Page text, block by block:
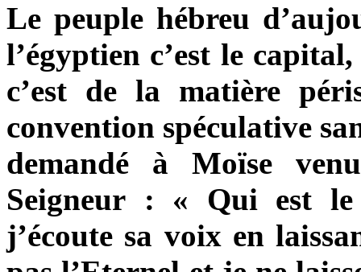
Le peuple hébreu
l’égyptien c’est le
c’est de la matière
convention spéculative
demandé à Moïse
Seigneur : « Qui est
j’écoute sa voix en